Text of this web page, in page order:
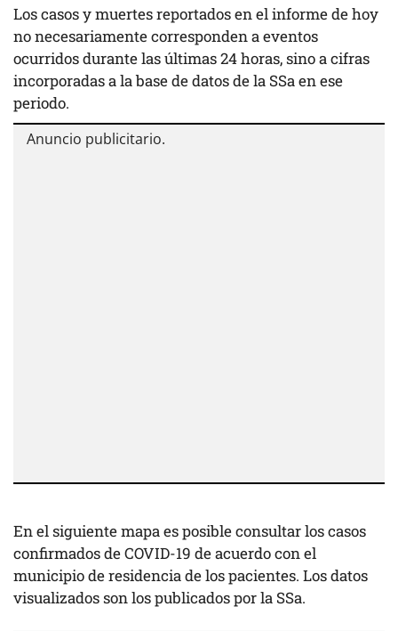
Los casos y muertes reportados en el informe de hoy
no necesariamente corresponden a eventos
ocurridos durante las últimas 24 horas, sino a cifras
incorporadas a la base de datos de la SSa en ese
periodo.
En el siguiente mapa es posible consultar los casos
confirmados de COVID-19 de acuerdo con el
municipio de residencia de los pacientes. Los datos
visualizados son los publicados por la SSa.